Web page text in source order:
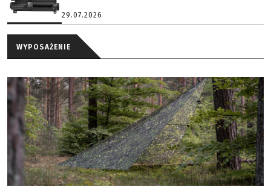
29.07.2026
WYPOSAŻENIE